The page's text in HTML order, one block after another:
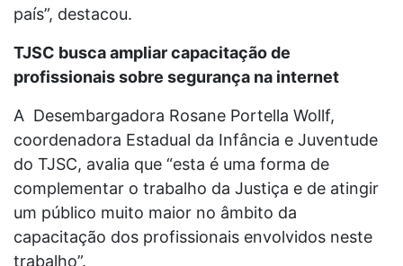
país”, destacou.
TJSC busca ampliar capacitação de
profissionais sobre segurança na internet
A Desembargadora Rosane Portella Wollf,
coordenadora Estadual da Infância e Juventude
do TJSC, avalia que “esta é uma forma de
complementar o trabalho da Justiça e de atingir
um público muito maior no âmbito da
capacitação dos profissionais envolvidos neste
trabalho”.